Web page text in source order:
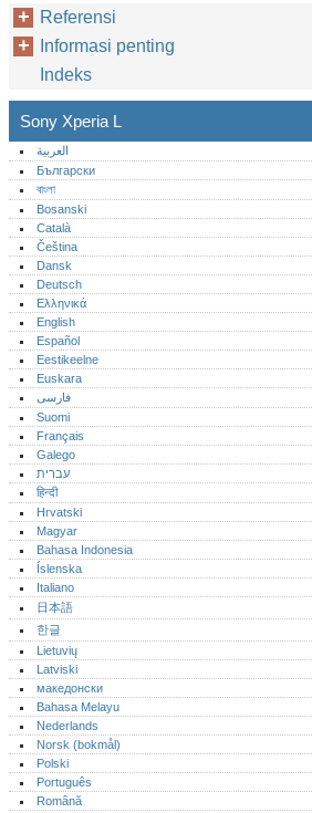
Referensi
Informasi penting
Indeks
Sony Xperia L
العربية
Български
বাংলা
Bosanski
Català
Čeština
Dansk
Deutsch
Ελληνικά
English
Español
Eestikeelne
Euskara
فارسی
Suomi
Français
Galego
עברית
हिन्दी
Hrvatski
Magyar
Bahasa Indonesia
Íslenska
Italiano
日本語
한글
Lietuvių
Latviski
македонски
Bahasa Melayu
Nederlands
Norsk (bokmål)‎
Polski
Português‎
Română